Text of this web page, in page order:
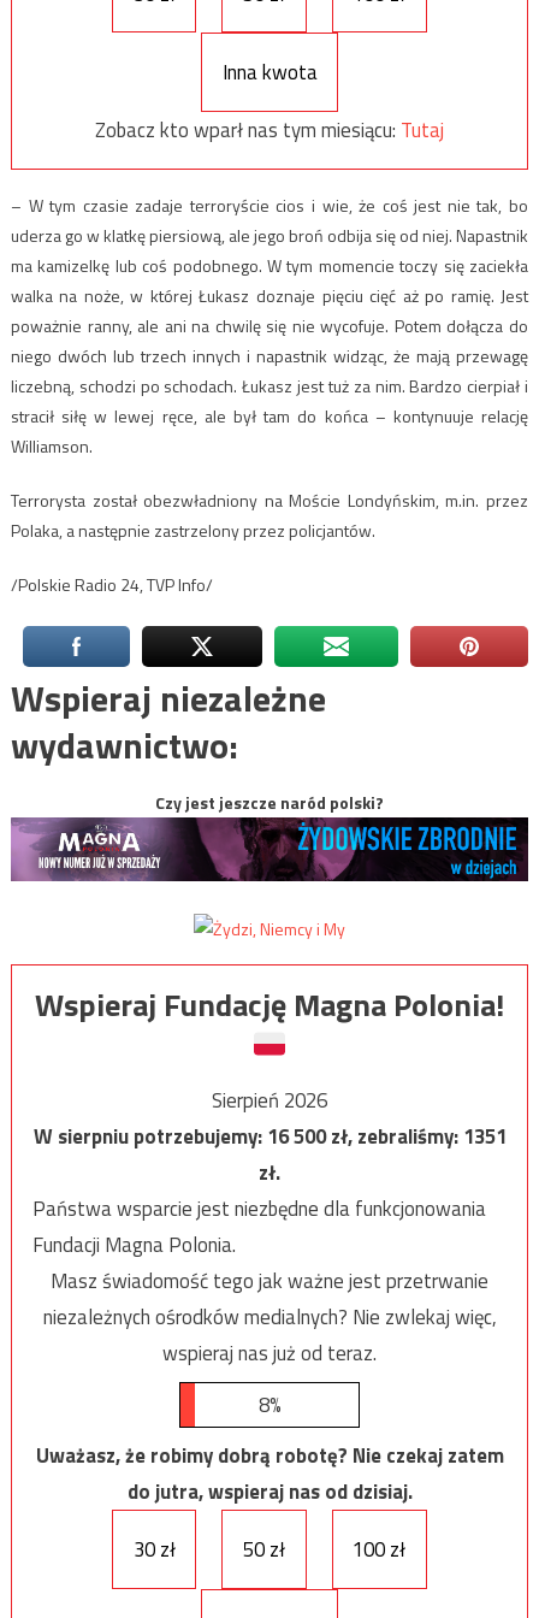
Inna kwota
Zobacz kto wparł nas tym miesiącu: Tutaj
– W tym czasie zadaje terroryście cios i wie, że coś jest nie tak, bo
uderza go w klatkę piersiową, ale jego broń odbija się od niej. Napastnik
ma kamizelkę lub coś podobnego. W tym momencie toczy się zaciekła
walka na noże, w której Łukasz doznaje pięciu cięć aż po ramię. Jest
poważnie ranny, ale ani na chwilę się nie wycofuje. Potem dołącza do
niego dwóch lub trzech innych i napastnik widząc, że mają przewagę
liczebną, schodzi po schodach. Łukasz jest tuż za nim. Bardzo cierpiał i
stracił siłę w lewej ręce, ale był tam do końca – kontynuuje relację
Williamson.
Terrorysta został obezwładniony na Moście Londyńskim, m.in. przez
Polaka, a następnie zastrzelony przez policjantów.
/Polskie Radio 24, TVP Info/
Wspieraj niezależne
wydawnictwo:
Czy jest jeszcze naród polski?
Wspieraj Fundację Magna Polonia!
Sierpień 2026
W sierpniu potrzebujemy:16 500zł, zebraliśmy:1351
zł.
Państwa wsparcie jest niezbędne dla funkcjonowania
Fundacji Magna Polonia.
Masz świadomość tego jak ważne jest przetrwanie
niezależnych ośrodków medialnych? Nie zwlekaj więc,
wspieraj nas już od teraz.
8%
Uważasz, że robimy dobrą robotę? Nie czekaj zatem
do jutra, wspieraj nas od dzisiaj.
30 zł
50 zł 100 zł